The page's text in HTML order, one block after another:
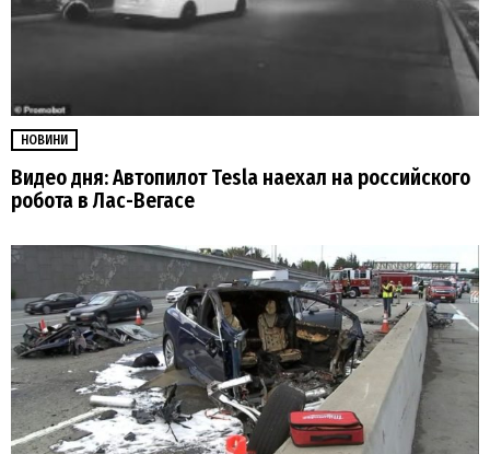
НОВИНИ
Видео дня: Автопилот Tesla наехал на российского
робота в Лас-Вегасе